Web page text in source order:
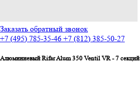
Заказать обратный звонок
+7 (495) 785-35-46 +7 (812) 385-50-27
Алюминиевый Rifar Alum 350 Ventil VR - 7 секций